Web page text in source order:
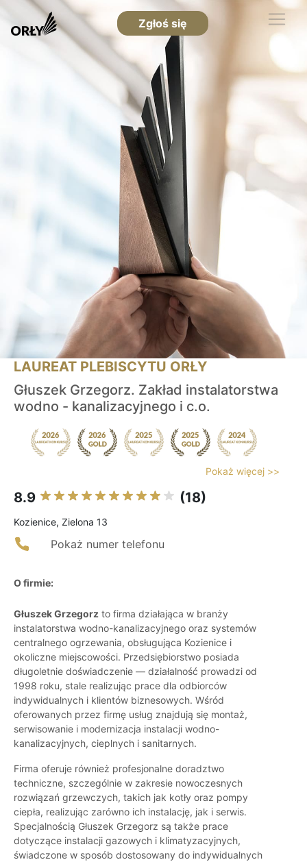
Zgłoś się
LAUREAT PLEBISCYTU ORŁY
Głuszek Grzegorz. Zakład instalatorstwa
wodno - kanalizacyjnego i c.o.
Pokaż więcej >>
8.9 (18)
Kozienice, Zielona 13
Pokaż numer telefonu
O firmie:
Głuszek Grzegorz to firma działająca w branży
instalatorstwa wodno-kanalizacyjnego oraz systemów
centralnego ogrzewania, obsługująca Kozienice i
okoliczne miejscowości. Przedsiębiorstwo posiada
długoletnie doświadczenie — działalność prowadzi od
1998 roku, stale realizując prace dla odbiorców
indywidualnych i klientów biznesowych. Wśród
oferowanych przez firmę usług znajdują się montaż,
serwisowanie i modernizacja instalacji wodno-
kanalizacyjnych, cieplnych i sanitarnych.
Firma oferuje również profesjonalne doradztwo
techniczne, szczególnie w zakresie nowoczesnych
rozwiązań grzewczych, takich jak kotły oraz pompy
ciepła, realizując zarówno ich instalację, jak i serwis.
Specjalnością Głuszek Grzegorz są także prace
dotyczące instalacji gazowych i klimatyzacyjnych,
świadczone w sposób dostosowany do indywidualnych